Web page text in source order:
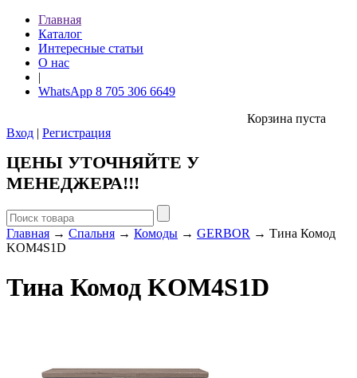
Главная
Каталог
Интересные статьи
О нас
|
WhatsApp 8 705 306 6649
Корзина пуста
Вход | Регистрация
ЦЕНЫ УТОЧНЯЙТЕ У
МЕНЕДЖЕРА!!!
Главная → Спальня → Комоды → GERBOR → Тина Комод
KOM4S1D
Тина Комод KOM4S1D